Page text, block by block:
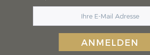
ANMELDEN